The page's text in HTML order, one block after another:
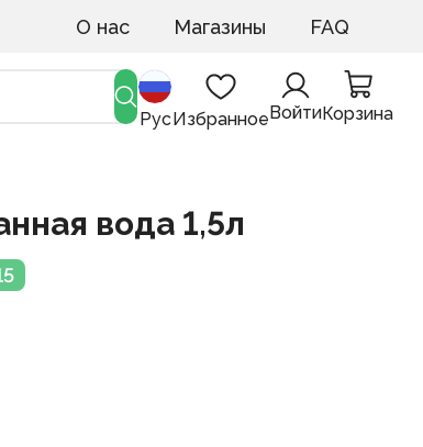
О нас Магазины FAQ
РусИзбранноеВойтиКорзина
вода 1,5л